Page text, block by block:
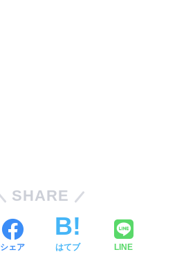
SHARE
シェア はてブ LINE